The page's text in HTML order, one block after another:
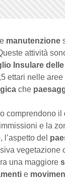
e manutenzione
attività
Insulare
ettari nelle
che
comprendono il
e la
del
vegetazione
una maggiore
e